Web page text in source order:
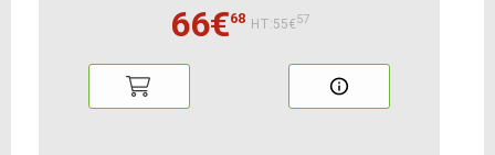
66€68 HT:55€57